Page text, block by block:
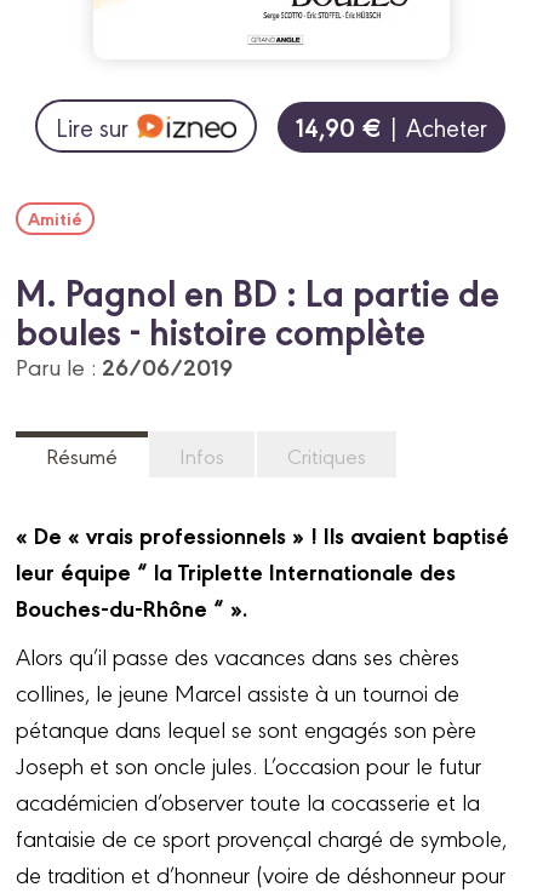
Lire sur 14,90 € | Acheter
Amitié
M. Pagnol en BD : La partie de
boules - histoire complète
Paru le : 26/06/2019
Résumé Infos Critiques
« De « vrais professionnels » ! Ils avaient baptisé
leur équipe “ la Triplette Internationale des
Bouches-du-Rhône “ ».
Alors qu’il passe des vacances dans ses chères
collines, le jeune Marcel assiste à un tournoi de
pétanque dans lequel se sont engagés son père
Joseph et son oncle jules. L’occasion pour le futur
académicien d’observer toute la cocasserie et la
fantaisie de ce sport provençal chargé de symbole,
de tradition et d’honneur (voire de déshonneur pour